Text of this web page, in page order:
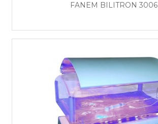
FANEM BILITRON 3006